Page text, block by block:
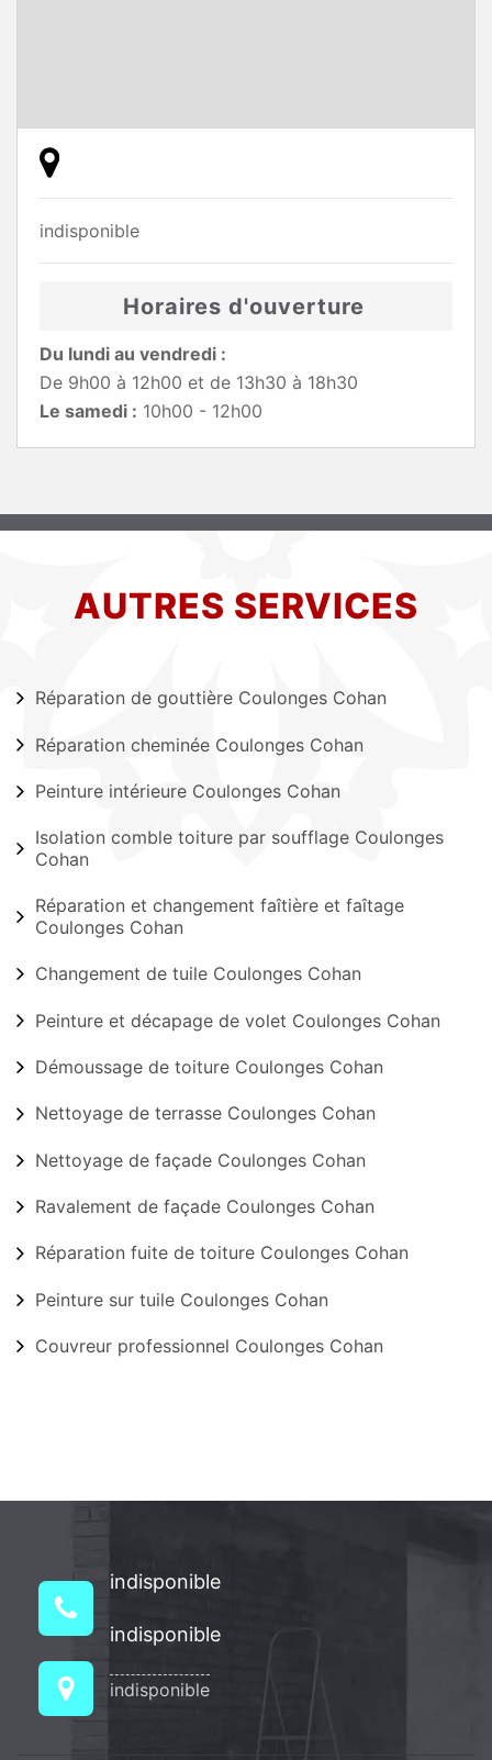
indisponible
Horaires d'ouverture
Du lundi au vendredi :
De 9h00 à 12h00 et de 13h30 à 18h30
Le samedi : 10h00 - 12h00
AUTRES SERVICES
Réparation de gouttière Coulonges Cohan
Réparation cheminée Coulonges Cohan
Peinture intérieure Coulonges Cohan
Isolation comble toiture par soufflage Coulonges
Cohan
Réparation et changement faîtière et faîtage
Coulonges Cohan
Changement de tuile Coulonges Cohan
Peinture et décapage de volet Coulonges Cohan
Démoussage de toiture Coulonges Cohan
Nettoyage de terrasse Coulonges Cohan
Nettoyage de façade Coulonges Cohan
Ravalement de façade Coulonges Cohan
Réparation fuite de toiture Coulonges Cohan
Peinture sur tuile Coulonges Cohan
Couvreur professionnel Coulonges Cohan
indisponible
indisponible
indisponible